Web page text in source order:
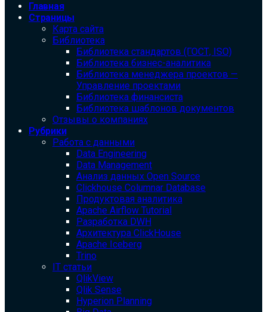
Главная
Страницы
Карта сайта
Библиотека
Библиотека cтандартов (ГОСТ, ISO)
Библиотека бизнес-аналитика
Библиотека менеджера проектов —
Управление проектами
Библиотека финансиста
Библиотека шаблонов документов
Отзывы о компаниях
Рубрики
Работа с данными
Data Engineering
Data Management
Анализ данных Open Source
Clickhouse Columnar Database
Продуктовая аналитика
Apache Airflow Tutorial
Разработка DWH
Архитектура ClickHouse
Apache Iceberg
Trino
IT статьи
QlikView
Qlik Sense
Hyperion Planning